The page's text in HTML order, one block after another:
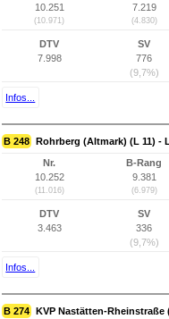
10.251
(10.971)
7.219
(4.830)
DTV
7.998
SV
776
(9,7%)
Infos...
B 248 Rohrberg (Altmark) (L 11) -
Nr.
10.252
(11.016)
B-Rang
9.381
(6.979)
DTV
3.463
SV
336
(9,7%)
Infos...
B 274 KVP Nastätten-Rheinstraße